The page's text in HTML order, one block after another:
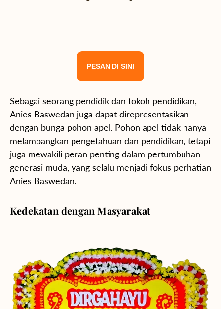
PESAN DI SINI
Sebagai seorang pendidik dan tokoh pendidikan,
Anies Baswedan juga dapat direpresentasikan
dengan bunga pohon apel. Pohon apel tidak hanya
melambangkan pengetahuan dan pendidikan, tetapi
juga mewakili peran penting dalam pertumbuhan
generasi muda, yang selalu menjadi fokus perhatian
Anies Baswedan.
Kedekatan dengan Masyarakat